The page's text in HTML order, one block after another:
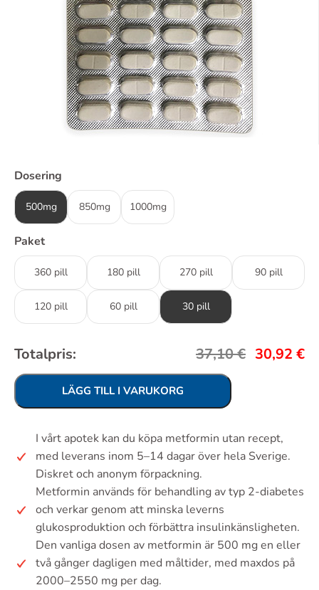
Dosering
500mg 850mg 1000mg
Paket
360 pill 180 pill 270 pill 90 pill
120 pill 60 pill 30 pill
Totalpris: 37,10€ 30,92 €
LÄGG TILL I VARUKORG
I vårt apotek kan du köpa metformin utan recept,
med leverans inom 5–14 dagar över hela Sverige.
Diskret och anonym förpackning.
Metformin används för behandling av typ 2-diabetes
och verkar genom att minska leverns
glukosproduktion och förbättra insulinkänsligheten.
Den vanliga dosen av metformin är 500 mg en eller
två gånger dagligen med måltider, med maxdos på
2000–2550 mg per dag.